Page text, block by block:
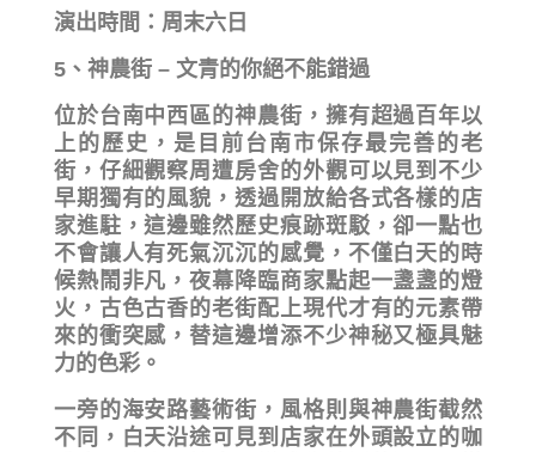
演出時間：周末六日
5、神農街 – 文青的你絕不能錯過
位於台南中西區的神農街，擁有超過百年以
上的歷史，是目前台南市保存最完善的老
街，仔細觀察周遭房舍的外觀可以見到不少
早期獨有的風貌，透過開放給各式各樣的店
家進駐，這邊雖然歷史痕跡斑駁，卻一點也
不會讓人有死氣沉沉的感覺，不僅白天的時
候熱鬧非凡，夜幕降臨商家點起一盞盞的燈
火，古色古香的老街配上現代才有的元素帶
來的衝突感，替這邊增添不少神秘又極具魅
力的色彩。
一旁的海安路藝術街，風格則與神農街截然
不同，白天沿途可見到店家在外頭設立的咖